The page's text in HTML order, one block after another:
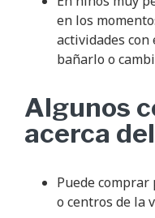
en los
actividades con
bañarlo o
Algunos
acerca
Puede
o centros de la